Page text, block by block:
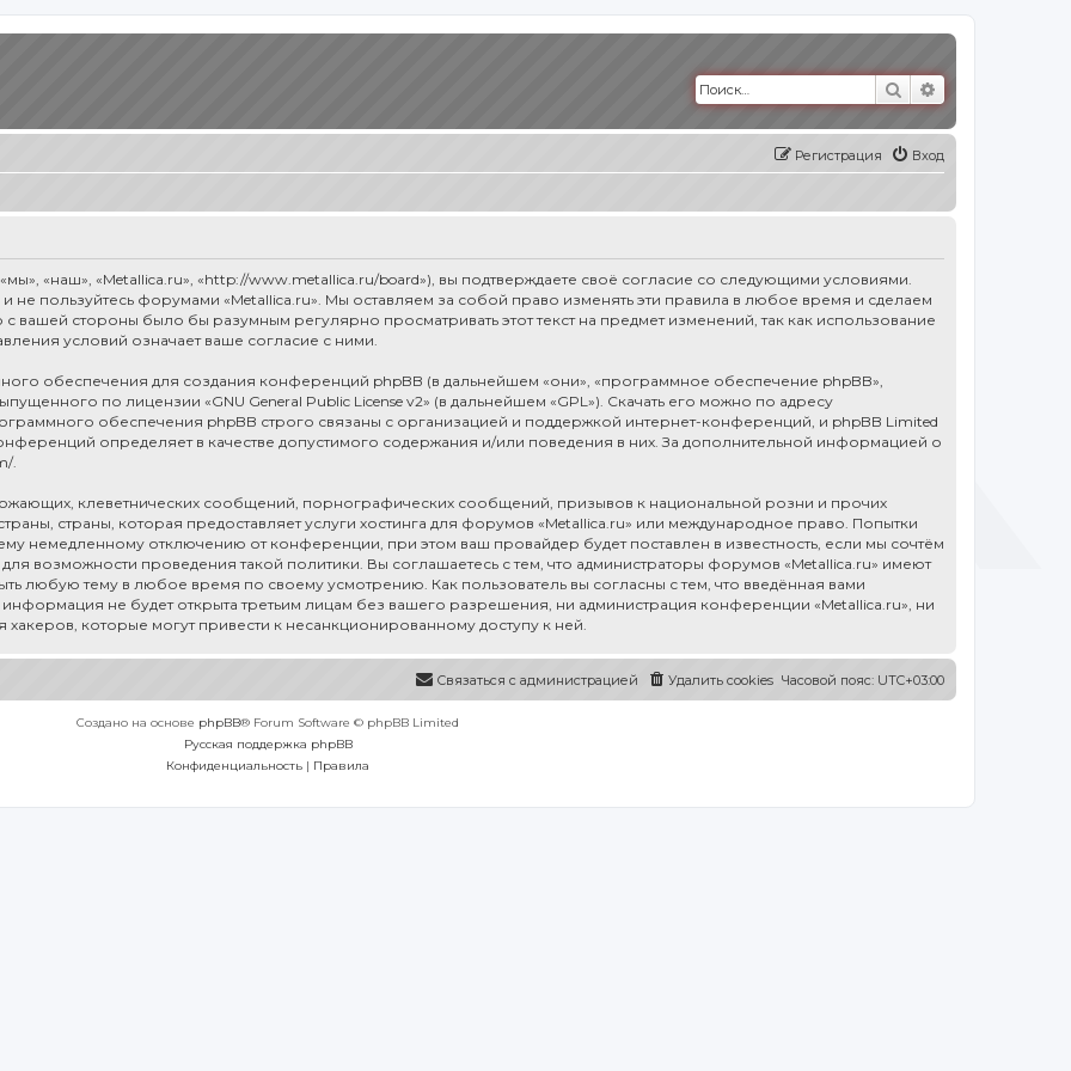
Поиск
Вход
Регистрация
«наш», «Metallica.ru», «http://www.metallica.ru/board»), вы подтверждаете своё согласие со следующими условиями.
не пользуйтесь форумами «Metallica.ru». Мы оставляем за собой право изменять эти правила в любое время и сделаем
вашей стороны было бы разумным регулярно просматривать этот текст на предмет изменений, так как использование
условий означает ваше согласие с ними.
обеспечения для создания конференций phpBB (в дальнейшем «они», «программное обеспечение phpBB»,
по лицензии «GNU General Public License v2» (в дальнейшем «GPL»). Скачать его можно по адресу
обеспечения phpBB строго связаны с организацией и поддержкой интернет-конференций, и phpBB Limited
определяет в качестве допустимого содержания и/или поведения в них. За дополнительной информацией о
.
клеветнических сообщений, порнографических сообщений, призывов к национальной розни и прочих
страны, которая предоставляет услуги хостинга для форумов «Metallica.ru» или международное право. Попытки
немедленному отключению от конференции, при этом ваш провайдер будет поставлен в известность, если мы сочтём
возможности проведения такой политики. Вы соглашаетесь с тем, что администраторы форумов «Metallica.ru» имеют
любую тему в любое время по своему усмотрению. Как пользователь вы согласны с тем, что введённая вами
информация не будет открыта третьим лицам без вашего разрешения, ни администрация конференции «Metallica.ru», ни
хакеров, которые могут привести к несанкционированному доступу к ней.
Часовой пояс: UTC+03:00
Удалить cookies
Связаться с администрацией
Создано на основе phpBB® Forum Software © phpBB Limited
Русская поддержка phpBB
Конфиденциальность | Правила